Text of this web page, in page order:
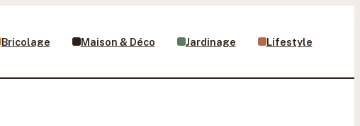
Bricolage Maison & Déco Jardinage Lifestyle